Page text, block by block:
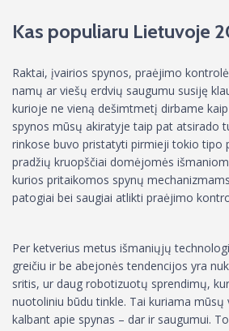
Kas populiaru Lietuvoje
Raktai, įvairios spynos, praėjimo
namų ar viešų erdvių saugumu susiję
kurioje ne vieną dešimtmetį dirbame
spynos mūsų akiratyje taip pat atsirado
rinkose buvo pristatyti pirmieji tokio tipo
pradžių kruopščiai domėjomės
kurios pritaikomos spynų
patogiai bei saugiai atlikti praėjimo
Per ketverius metus išmaniųjų
greičiu ir be abejonės tendencijos yra
sritis, ur daug robotizuotų sprendimų,
nuotoliniu būdu tinkle. Tai kuriama
kalbant apie spynas – dar ir saugumui.